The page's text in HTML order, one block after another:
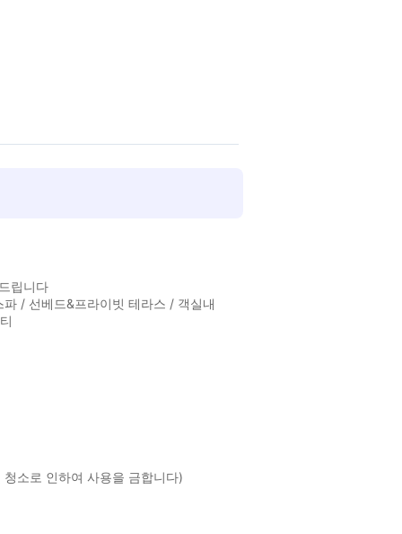
립니다
/ 선베드&프라이빗 테라스 / 객실내
소로 인하여 사용을 금합니다)